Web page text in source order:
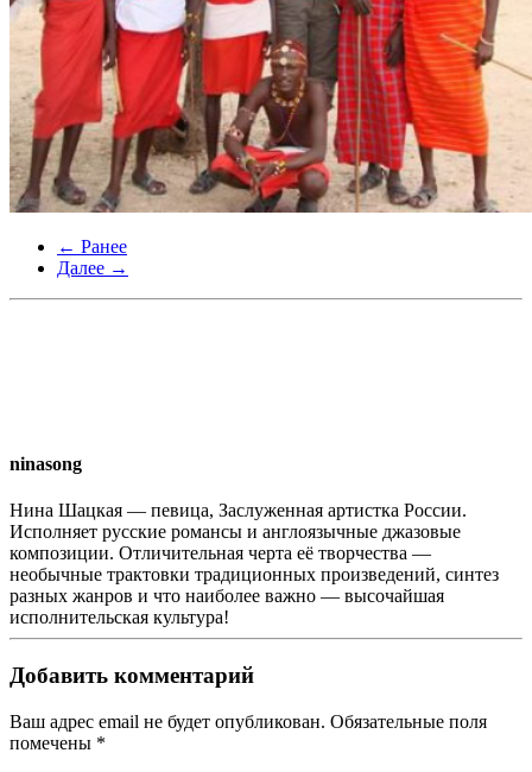
← Ранее
Далее →
ninasong
Нина Шацкая — певица, Заслуженная артистка России.
Исполняет русские романсы и англоязычные джазовые
композиции. Отличительная черта её творчества —
необычные трактовки традиционных произведений, синтез
разных жанров и что наиболее важно — высочайшая
исполнительская культура!
Добавить комментарий
Ваш адрес email не будет опубликован. Обязательные поля
помечены *